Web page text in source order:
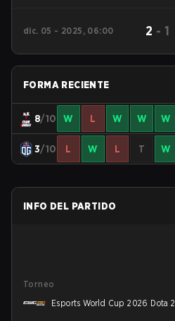
dic. 05 - 2025, 06:00 2 - 1
FORMA RECIENTE
8/10 W L W W W
3/10 L W L T W
INFO DEL PARTIDO
Torneo
Esports World Cup 2026 Dota 2